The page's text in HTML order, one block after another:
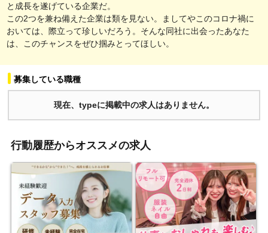
と成長を遂げている企業だ。
この2つを兼ね備えた企業は類を見ない。ましてやこのコロナ禍に
おいては、際立って珍しいだろう。そんな同社に出会ったあなた
は、このチャンスをぜひ掴みとってほしい。
募集している職種
現在、typeに掲載中の求人はありません。
行動履歴からオススメの求人